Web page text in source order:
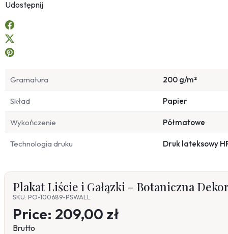
Udostępnij
Gramatura 200 g/m²
Skład Papier
Wykończenie Półmatowe
Technologia druku Druk lateksowy
Plakat Liście i Gałązki – Botaniczna
SKU: PO-100689-PSWALL
Price: 209,00 zł
Brutto